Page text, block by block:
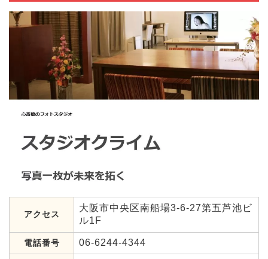
アクセス
大阪市中央区南船場3-6-27第五芦池ビ
ル1F
電話番号 06-6244-4344